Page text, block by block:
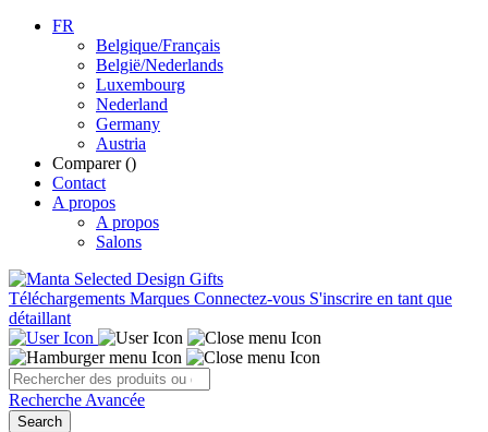
FR
Belgique/Français
België/Nederlands
Luxembourg
Nederland
Germany
Austria
Comparer ()
Contact
A propos
A propos
Salons
Téléchargements Marques Connectez-vous S'inscrire en tant que
détaillant
Recherche Avancée
Search